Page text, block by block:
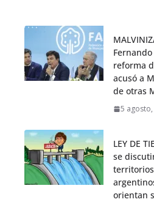
reforma
acusó a
de otras
5
LEY DE
se
orientan